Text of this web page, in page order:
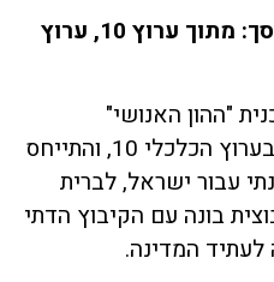
*תמונה ראשית: צילום מסך: מתוך ערוץ 10, ערוץ
"ההון האנושי"
בהנחיית עו"ד גדעון פישר בערוץ הכלכלי 10, והתייחס
עבור ישראל, לברית
בונה עם הקיבוץ הדתי
לעתיד המדינה.